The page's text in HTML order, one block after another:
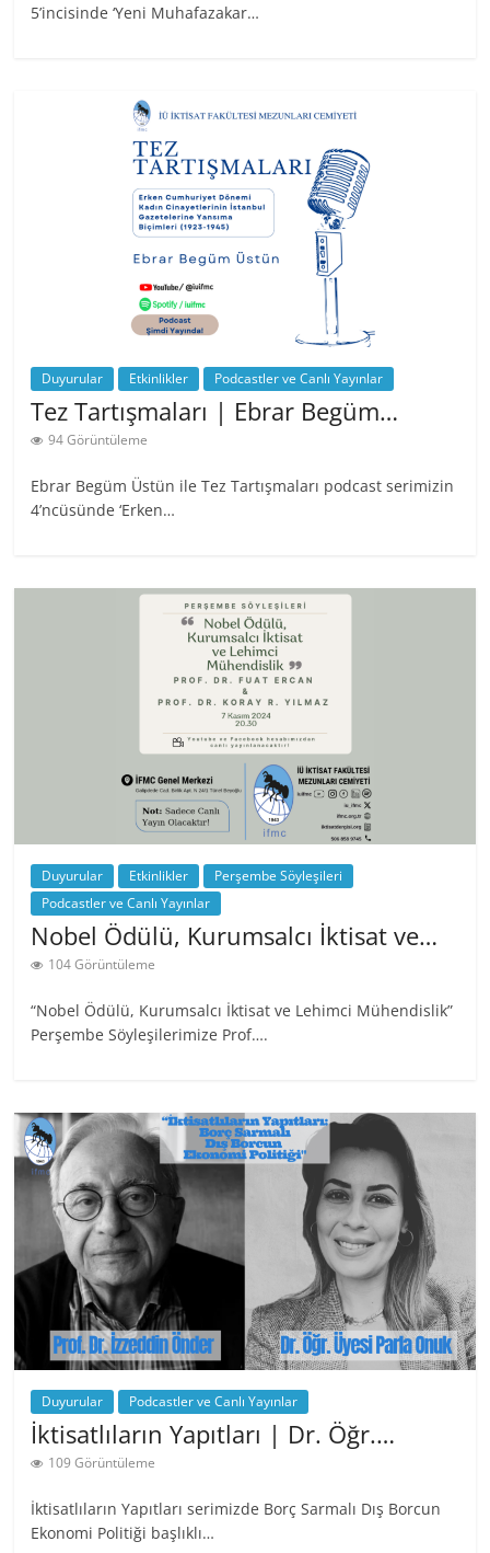
5’incisinde ‘Yeni Muhafazakar…
Duyurular Etkinlikler Podcastler ve Canlı Yayınlar
Tez Tartışmaları | Ebrar Begüm…
94 Görüntüleme
Ebrar Begüm Üstün ile Tez Tartışmaları podcast serimizin
4’ncüsünde ‘Erken…
Duyurular Etkinlikler
Perşembe Söyleşileri
Podcastler ve Canlı Yayınlar
Nobel Ödülü, Kurumsalcı İktisat ve…
104 Görüntüleme
“Nobel Ödülü, Kurumsalcı İktisat ve Lehimci Mühendislik”
Perşembe Söyleşilerimize Prof….
Duyurular Podcastler ve Canlı Yayınlar
İktisatlıların Yapıtları | Dr. Öğr.…
109 Görüntüleme
İktisatlıların Yapıtları serimizde Borç Sarmalı Dış Borcun
Ekonomi Politiği başlıklı…